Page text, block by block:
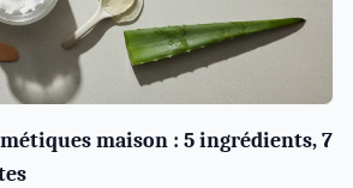
maison : 5 ingrédients, 7